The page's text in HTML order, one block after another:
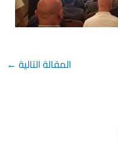
المقالة التالية ←